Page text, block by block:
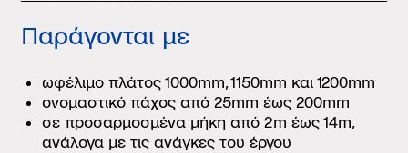
Παράγονται με
ωφέλιμο πλάτος 1000mm, 1150mm και 1200mm
ονομαστικό πάχος από 25mm έως 200mm
σε προσαρμοσμένα μήκη από 2m έως 14m,
ανάλογα με τις ανάγκες του έργου